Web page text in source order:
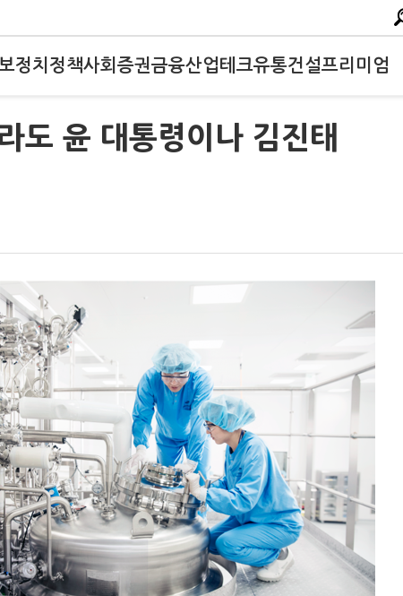
정치 정책사회 증권금융산업테크유통건설프리미엄
도 윤 대통령이나 김진태